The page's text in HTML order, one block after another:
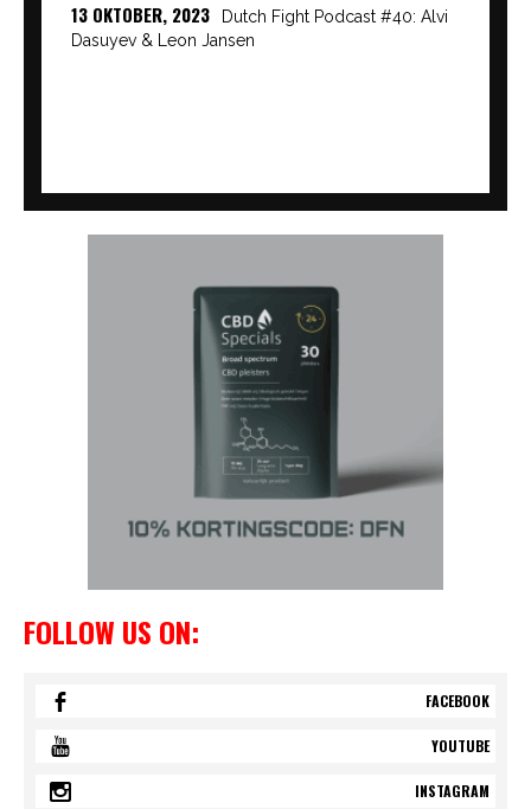
13 OKTOBER, 2023
Dutch Fight Podcast #40: Alvi
Dasuyev & Leon Jansen
FOLLOW US ON:
FACEBOOK
YOUTUBE
INSTAGRAM